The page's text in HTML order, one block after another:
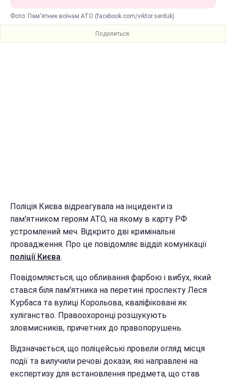
Фото: Пам'ятник воїнам АТО (facebook.com/viktor.serduk)
Поделиться:
Поліція Києва відреагувала на інциденти із
пам'ятником героям АТО, на якому в карту РФ
устромлений меч. Відкрито дві кримінальні
провадження. Про це повідомляє відділ комунікації
поліції Києва.
Повідомляється, що обливання фарбою і вибух, який
стався біля пам'ятника на перетині проспекту Леся
Курбаса та вулиці Корольова, кваліфіковані як
хуліганство. Правоохоронці розшукують
зловмисників, причетних до правопорушень.
Відзначається, що поліцейські провели огляд місця
події та вилучили речові докази, які направлені на
експертизу для встановлення предмета, що став